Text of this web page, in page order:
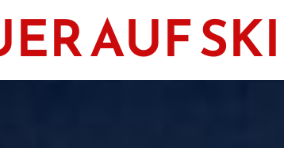
AUF SKI